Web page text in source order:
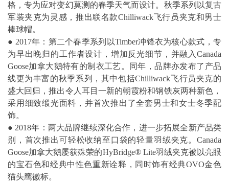
格，专为应对变幻莫测的春季天气而设计。秋季系列以复古
军装夹克为灵感，推出联名款Chilliwack飞行员夹克和男士
棒球帽。
● 2017年：第二个春季系列以Timber冲锋衣为核心款式，专
为早出晚归的工作者设计，增加反光细节，并融入Canada
Goose加拿大鹅特有的制衣工艺。同年，品牌亦发布了产品
线更为丰富的秋季系列，其中包括Chilliwack飞行员夹克的
盛大回归，推出令人耳目一新的朝霞粉和钢铁灰两种新色，
采用细致缎光面料，并首次推出了全套男士和女士冬季配
饰。
● 2018年：两大品牌继续深化合作，进一步拓展全新产品类
别，首次推出可轻松收纳至口袋的轻量羽绒夹克。Canada
Goose加拿大鹅屡获殊荣的HyBridge® Lite羽绒夹克被以亮眼
的宝石色和经典中性色重新诠释，同时饰有经典OVO金色
猫头鹰徽标。